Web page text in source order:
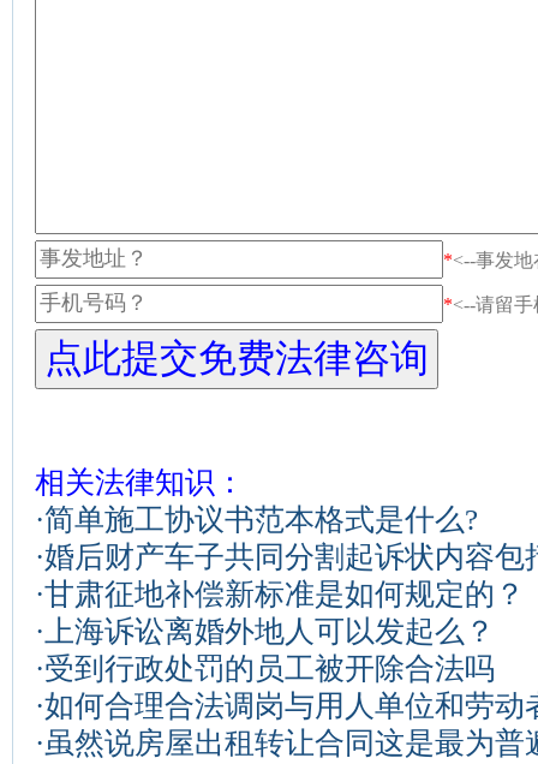
*<--事发
*<--请留
相关法律知识：
·简单施工协议书范本格式是什么?
·婚后财产车子共同分割起诉状内容包
·甘肃征地补偿新标准是如何规定的？
· 上海诉讼离婚外地人可以发起么？
·受到行政处罚的员工被开除合法吗
·如何合理合法调岗与用人单位和劳动
·虽然说房屋出租转让合同这是最为普